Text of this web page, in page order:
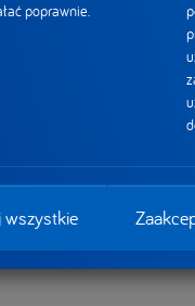
były dostępne dla
profesjonalne
że odpowiedzialność
bez wykluczeń, życie
działań spółek
społeczne oraz
jest agencja
poprawnie.
wszystkie